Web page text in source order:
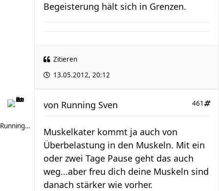
Begeisterung hält sich in Grenzen.
Zitieren
13.05.2012, 20:12
Running Sven
461
von Running Sven
Muskelkater kommt ja auch von
Überbelastung in den Muskeln. Mit ein
oder zwei Tage Pause geht das auch
weg...aber freu dich deine Muskeln sind
danach stärker wie vorher.